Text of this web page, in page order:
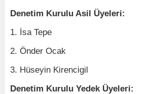
Denetim Kurulu Asil Üyeleri:
1. İsa Tepe
2. Önder Ocak
3. Hüseyin Kirencigil
Denetim Kurulu Yedek Üyeleri: